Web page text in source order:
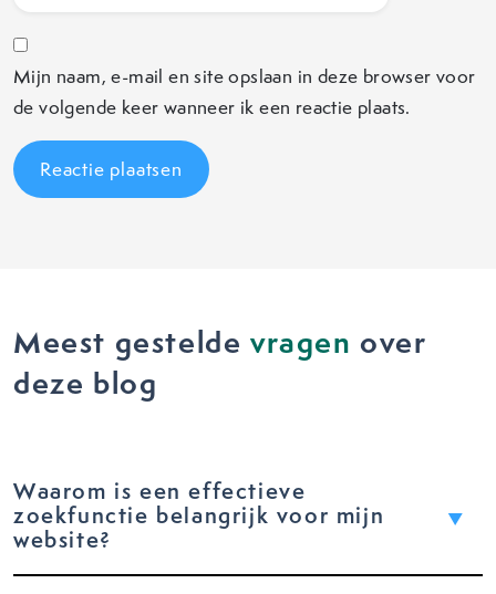
Mijn naam, e-mail en site opslaan in deze browser voor
de volgende keer wanneer ik een reactie plaats.
Meest gesteldevragen over
deze blog
Waarom is een effectieve
zoekfunctie belangrijk voor mijn
website?